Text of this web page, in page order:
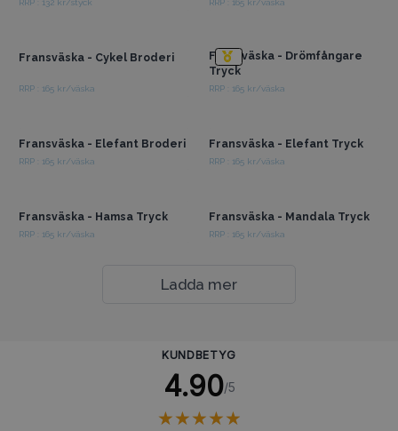
RRP : 132 kr/styck RRP : 165 kr/väska
Fransväska - Cykel Broderi
RRP : 165 kr/väska
Fransväska - Drömfångare
Tryck
RRP : 165 kr/väska
Fransväska - Elefant Broderi
RRP : 165 kr/väska
Fransväska - Elefant Tryck
RRP : 165 kr/väska
Fransväska - Hamsa Tryck
RRP : 165 kr/väska
Fransväska - Mandala Tryck
RRP : 165 kr/väska
Ladda mer
KUNDBETYG
4.90/5
★★★★★
★★★★★